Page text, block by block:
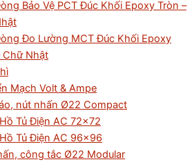
Bảo Vệ PCT Đúc Khối Epoxy Tròn –
Đo Lường MCT Đúc Khối Epoxy
Chữ Nhật
Mạch Volt & Ampe
nút nhấn Ø22 Compact
Tủ Điện AC 72×72
Tủ Điện AC 96×96
công tắc Ø22 Modular